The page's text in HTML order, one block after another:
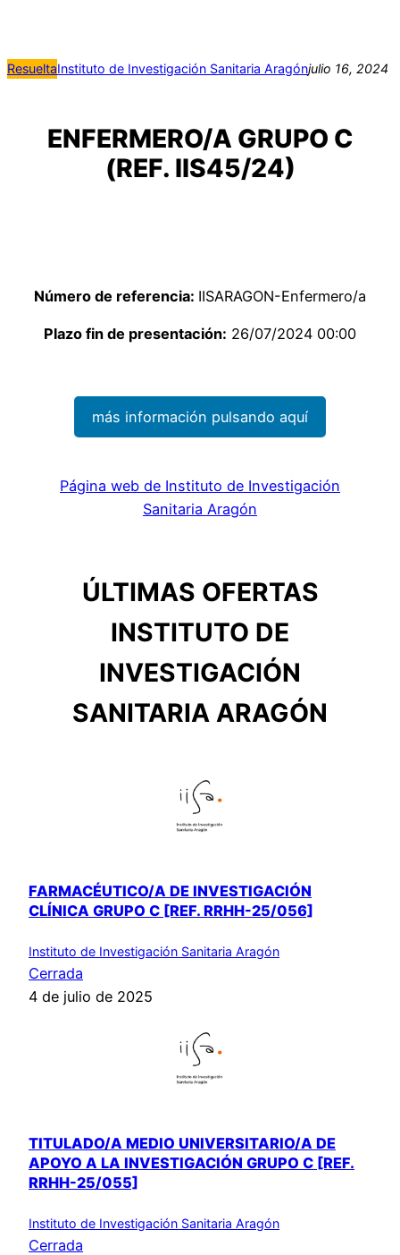
ResueltaInstituto de Investigación Sanitaria Aragónjulio 16, 2024
ENFERMERO/A GRUPO C
(REF. IIS45/24)
Número de referencia: IISARAGON-Enfermero/a
Plazo fin de presentación: 26/07/2024 00:00
más información pulsando aquí
Página web de Instituto de Investigación
Sanitaria Aragón
ÚLTIMAS OFERTAS
INSTITUTO DE
INVESTIGACIÓN
SANITARIA ARAGÓN
FARMACÉUTICO/A DE INVESTIGACIÓN
CLÍNICA GRUPO C [REF. RRHH-25/056]
Instituto de Investigación Sanitaria Aragón
Cerrada
4 de julio de 2025
TITULADO/A MEDIO UNIVERSITARIO/A DE
APOYO A LA INVESTIGACIÓN GRUPO C [REF.
RRHH-25/055]
Instituto de Investigación Sanitaria Aragón
Cerrada